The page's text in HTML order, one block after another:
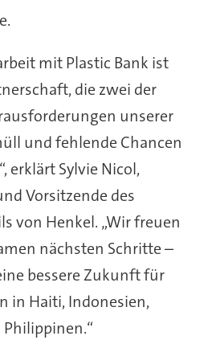
mit Plastic Bank ist
die zwei der
unserer
und fehlende Chancen
erklärt Sylvie Nicol,
Vorsitzende des
von Henkel. „Wir freuen
nächsten Schritte –
bessere Zukunft für
in Haiti, Indonesien,